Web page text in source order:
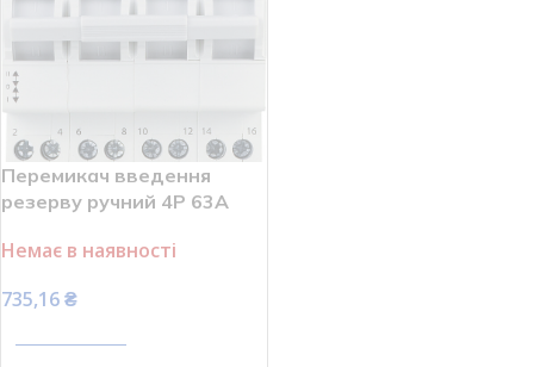
Перемикач введення
резерву ручний 4P 63A
A0010220013
Немає в наявності
735,16₴